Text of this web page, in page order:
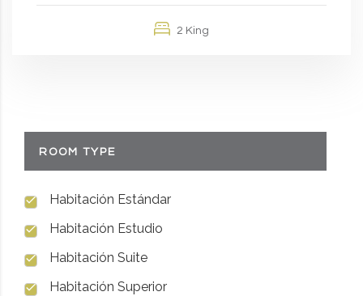
2 King
ROOM TYPE
Habitación Estándar
Habitación Estudio
Habitación Suite
Habitación Superior